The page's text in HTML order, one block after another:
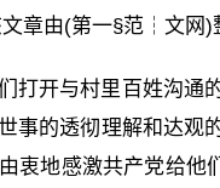
章由(第一§范┆文网)
打开与村里百姓沟通
事的透彻理解和达观
衷地感激共产党给他